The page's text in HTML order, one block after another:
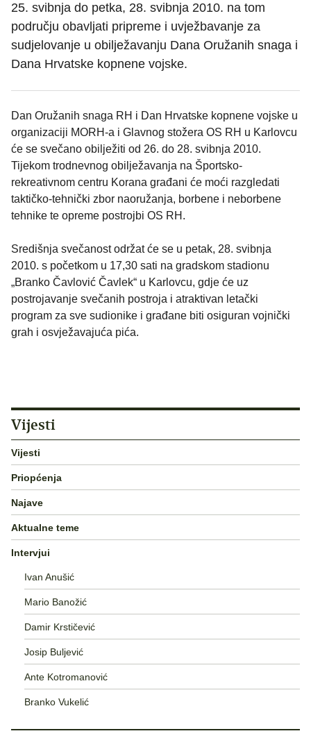
25. svibnja do petka, 28. svibnja 2010. na tom
području obavljati pripreme i uvježbavanje za
sudjelovanje u obilježavanju Dana Oružanih snaga i
Dana Hrvatske kopnene vojske.
Dan Oružanih snaga RH i Dan Hrvatske kopnene vojske u
organizaciji MORH-a i Glavnog stožera OS RH u Karlovcu
će se svečano obilježiti od 26. do 28. svibnja 2010.
Tijekom trodnevnog obilježavanja na Športsko-
rekreativnom centru Korana građani će moći razgledati
taktičko-tehnički zbor naoružanja, borbene i neborbene
tehnike te opreme postrojbi OS RH.
Središnja svečanost održat će se u petak, 28. svibnja
2010. s početkom u 17,30 sati na gradskom stadionu
„Branko Čavlović Čavlek“ u Karlovcu, gdje će uz
postrojavanje svečanih postroja i atraktivan letački
program za sve sudionike i građane biti osiguran vojnički
grah i osvježavajuća pića.
Vijesti
Vijesti
Priopćenja
Najave
Aktualne teme
Intervjui
Ivan Anušić
Mario Banožić
Damir Krstičević
Josip Buljević
Ante Kotromanović
Branko Vukelić